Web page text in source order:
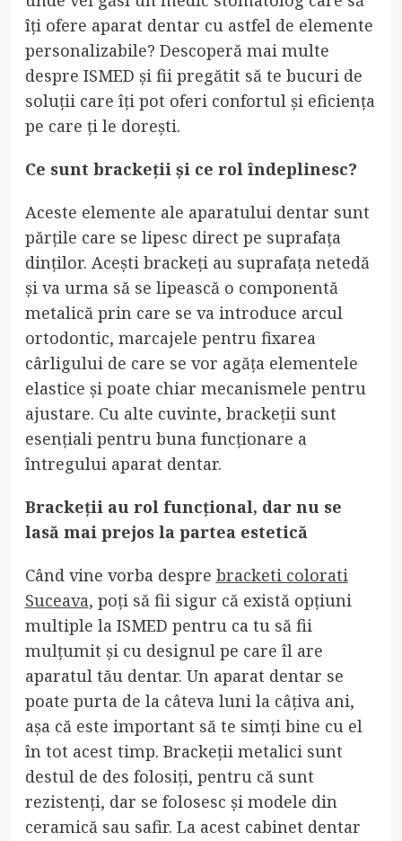
îți ofere aparat dentar cu astfel de elemente
personalizabile? Descoperă mai multe
despre ISMED și fii pregătit să te bucuri de
soluții care îți pot oferi confortul și eficiența
pe care ți le dorești.
Ce sunt brackeții și ce rol îndeplinesc?
Aceste elemente ale aparatului dentar sunt
părțile care se lipesc direct pe suprafața
dinților. Acești brackeți au suprafața netedă
și va urma să se lipească o componentă
metalică prin care se va introduce arcul
ortodontic, marcajele pentru fixarea
cârligului de care se vor agăța elementele
elastice și poate chiar mecanismele pentru
ajustare. Cu alte cuvinte, brackeții sunt
esențiali pentru buna funcționare a
întregului aparat dentar.
Brackeții au rol funcțional, dar nu se
lasă mai prejos la partea estetică
Când vine vorba despre bracketi colorati
Suceava, poți să fii sigur că există opțiuni
multiple la ISMED pentru ca tu să fii
mulțumit și cu designul pe care îl are
aparatul tău dentar. Un aparat dentar se
poate purta de la câteva luni la câțiva ani,
așa că este important să te simți bine cu el
în tot acest timp. Brackeții metalici sunt
destul de des folosiți, pentru că sunt
rezistenți, dar se folosesc și modele din
ceramică sau safir. La acest cabinet dentar